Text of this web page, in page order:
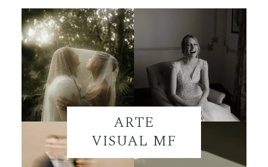
ARTE
VISUAL MF